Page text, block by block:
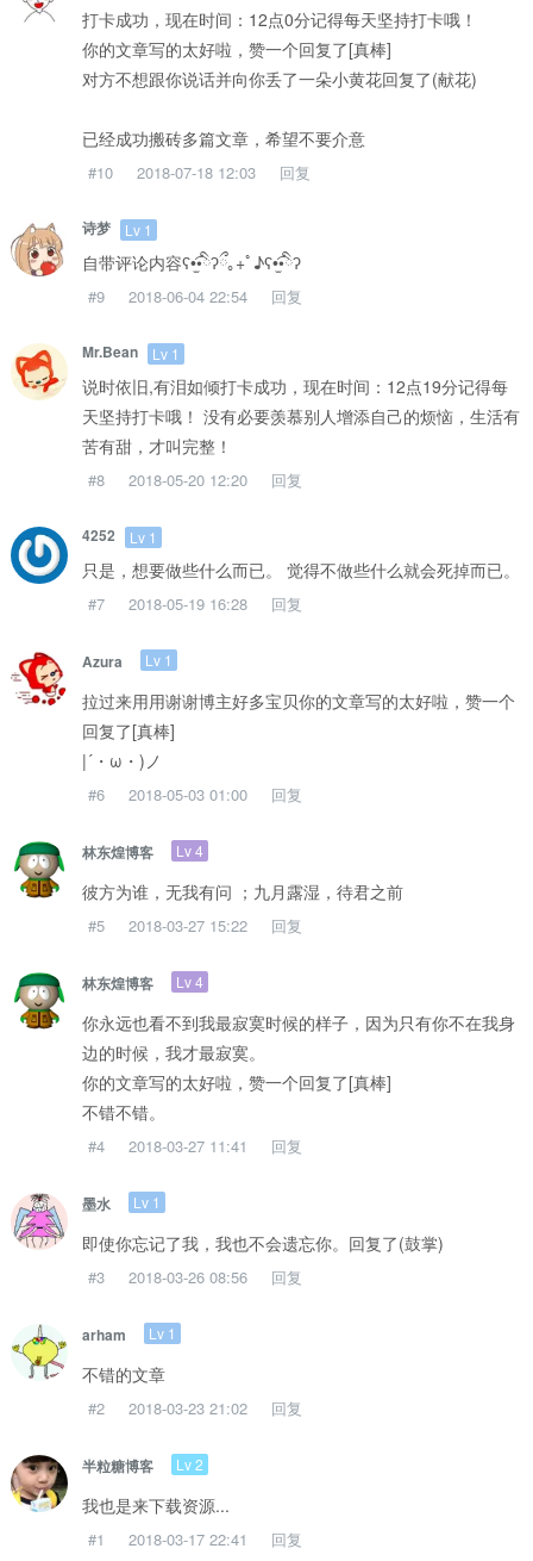
打卡成功，现在时间：12点0分记得每天坚持打卡哦！
你的文章写的太好啦，赞一个回复了[真棒]
对方不想跟你说话并向你丢了一朵小黄花回复了(献花)
已经成功搬砖多篇文章，希望不要介意
#10 2018-07-18 12:03 回复
诗梦 Lv 1
自带评论内容ʕ•̫͡•ིʔྀ｡+ﾟ♪ʕ•̫͡•ིʔ
#9 2018-06-04 22:54 回复
Mr.Bean Lv 1
说时依旧,有泪如倾打卡成功，现在时间：12点19分记得每
天坚持打卡哦！ 没有必要羡慕别人增添自己的烦恼，生活有
苦有甜，才叫完整！
#8 2018-05-20 12:20 回复
4252 Lv 1
只是，想要做些什么而已。 觉得不做些什么就会死掉而已。
#7 2018-05-19 16:28 回复
Azura Lv 1
拉过来用用谢谢博主好多宝贝你的文章写的太好啦，赞一个
回复了[真棒]
|´・ω・)ノ
#6 2018-05-03 01:00 回复
林东煌博客 Lv 4
彼方为谁，无我有问 ；九月露湿，待君之前
#5 2018-03-27 15:22 回复
林东煌博客 Lv 4
你永远也看不到我最寂寞时候的样子，因为只有你不在我身
边的时候，我才最寂寞。
你的文章写的太好啦，赞一个回复了[真棒]
不错不错。
#4 2018-03-27 11:41 回复
墨水 Lv 1
即使你忘记了我，我也不会遗忘你。回复了(鼓掌)
#3 2018-03-26 08:56 回复
arham Lv 1
不错的文章
#2 2018-03-23 21:02 回复
半粒糖博客 Lv 2
我也是来下载资源...
#1 2018-03-17 22:41 回复